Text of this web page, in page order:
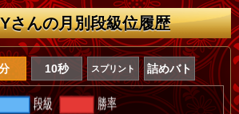
さんの月別段級位履歴
10秒 スプリント 詰めバト